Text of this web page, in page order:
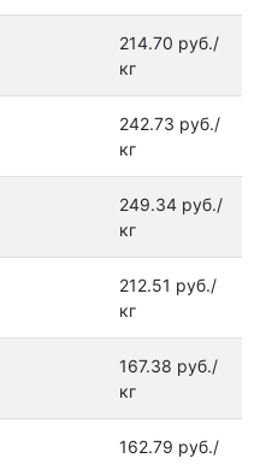
214.70 руб./
кг
242.73 руб./
кг
249.34 руб./
кг
212.51 руб./
кг
167.38 руб./
кг
162.79 руб./